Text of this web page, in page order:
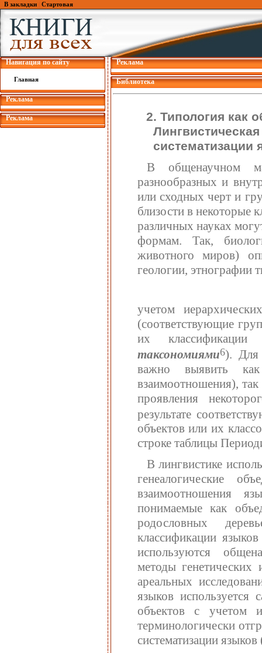
В закладки Стартовая
Навигация по сайту
Главная
Реклама
Реклама
Реклама
Библиотека
2. Типология как
систематизации
В общенаучном
разнообразных и
или сходных черт и
близости в некоторые
различных науках
формам. Так,
животного миров)
геологии, этнографии
учетом
(соответствующие
их
таксономиями6). Для
важно выявить
взаимоотношения),
проявления
результате
объектов или их
строке таблицы
В лингвистике
генеалогические
взаимоотношения
понимаемые как
родословных
классификации
используются
методы генетических
ареальных
языков используется
объектов с учетом
терминологически
систематизации